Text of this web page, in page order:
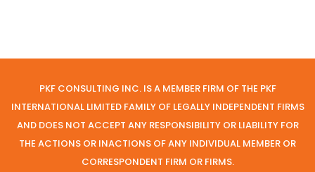
PKF CONSULTING INC. IS A MEMBER FIRM OF THE PKF
INTERNATIONAL LIMITED FAMILY OF LEGALLY INDEPENDENT FIRMS
AND DOES NOT ACCEPT ANY RESPONSIBILITY OR LIABILITY FOR
THE ACTIONS OR INACTIONS OF ANY INDIVIDUAL MEMBER OR
CORRESPONDENT FIRM OR FIRMS.